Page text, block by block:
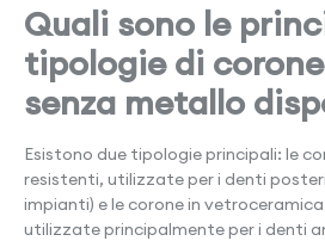
Quali sono le
tipologie di
senza metallo
Esistono due tipologie principali: le
resistenti, utilizzate per i denti
impianti) e le corone in
utilizzate principalmente per i denti